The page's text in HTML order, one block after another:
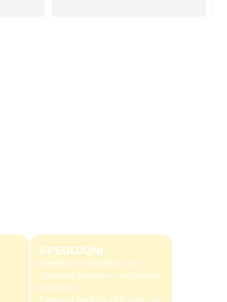
SPEDIZIONI
Spediamo in tutta Italia con
Corriere Espresso o con Corriere
Nazionale.
Eventuali spedizioni effetuate con